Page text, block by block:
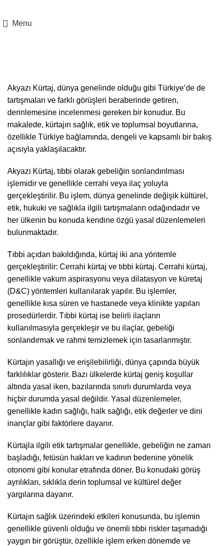
Menu
Akyazı Kürtaj, dünya genelinde olduğu gibi Türkiye’de de
tartışmaları ve farklı görüşleri beraberinde getiren,
derinlemesine incelenmesi gereken bir konudur. Bu
makalede, kürtajın sağlık, etik ve toplumsal boyutlarına,
özellikle Türkiye bağlamında, dengeli ve kapsamlı bir bakış
açısıyla yaklaşılacaktır.
Akyazı Kürtaj, tıbbi olarak gebeliğin sonlandırılması
işlemidir ve genellikle cerrahi veya ilaç yoluyla
gerçekleştirilir. Bu işlem, dünya genelinde değişik kültürel,
etik, hukuki ve sağlıkla ilgili tartışmaların odağındadır ve
her ülkenin bu konuda kendine özgü yasal düzenlemeleri
bulunmaktadır.
Tıbbi açıdan bakıldığında, kürtaj iki ana yöntemle
gerçekleştirilir: Cerrahi kürtaj ve tıbbi kürtaj. Cerrahi kürtaj,
genellikle vakum aspirasyonu veya dilatasyon ve küretaj
(D&C) yöntemleri kullanılarak yapılır. Bu işlemler,
genellikle kısa süren ve hastanede veya klinikte yapılan
prosedürlerdir. Tıbbi kürtaj ise belirli ilaçların
kullanılmasıyla gerçekleşir ve bu ilaçlar, gebeliği
sonlandırmak ve rahmi temizlemek için tasarlanmıştır.
Kürtajın yasallığı ve erişilebilirliği, dünya çapında büyük
farklılıklar gösterir. Bazı ülkelerde kürtaj geniş koşullar
altında yasal iken, bazılarında sınırlı durumlarda veya
hiçbir durumda yasal değildir. Yasal düzenlemeler,
genellikle kadın sağlığı, halk sağlığı, etik değerler ve dini
inançlar gibi faktörlere dayanır.
Kürtajla ilgili etik tartışmalar genellikle, gebeliğin ne zaman
başladığı, fetüsün hakları ve kadının bedenine yönelik
otonomi gibi konular etrafında döner. Bu konudaki görüş
ayrılıkları, sıklıkla derin toplumsal ve kültürel değer
yargılarına dayanır.
Kürtajın sağlık üzerindeki etkileri konusunda, bu işlemin
genellikle güvenli olduğu ve önemli tıbbi riskler taşımadığı
yaygın bir görüştür, özellikle işlem erken dönemde ve